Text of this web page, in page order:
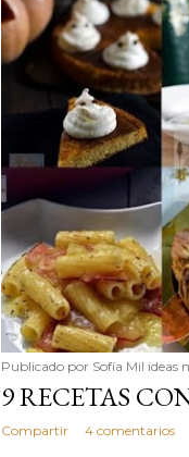
Publicado por Sofía Mil ideas
9 RECETAS
Compartir 4 comentarios